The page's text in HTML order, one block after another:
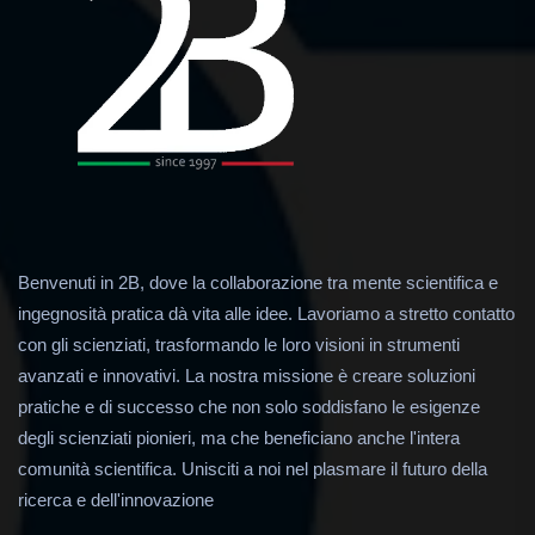
Benvenuti in 2B, dove la collaborazione tra mente scientifica e
ingegnosità pratica dà vita alle idee. Lavoriamo a stretto contatto
con gli scienziati, trasformando le loro visioni in strumenti
avanzati e innovativi. La nostra missione è creare soluzioni
pratiche e di successo che non solo soddisfano le esigenze
degli scienziati pionieri, ma che beneficiano anche l'intera
comunità scientifica. Unisciti a noi nel plasmare il futuro della
ricerca e dell'innovazione